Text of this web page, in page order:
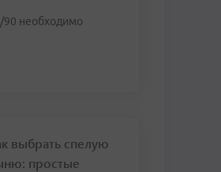
необходимо
выбрать спелую
простые